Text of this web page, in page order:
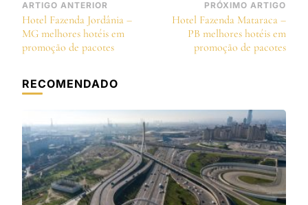
Navegação
de
post
ARTIGO ANTERIOR
Hotel Fazenda Jordânia –
MG melhores hotéis em
promoção de pacotes
PRÓXIMO ARTIGO
Hotel Fazenda Mataraca –
PB melhores hotéis em
promoção de pacotes
RECOMENDADO